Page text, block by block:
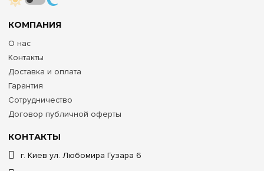
КОНТАКТЫ
г. Киев ул. Любомира Гузара 6
КОМПАНИЯ
О нас
Контакты
Доставка и оплата
Гарантия
Сотрудничество
Договор публичной оферты